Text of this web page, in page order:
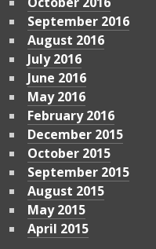
September 2016
August 2016
July 2016
June 2016
May 2016
February 2016
December 2015
October 2015
September 2015
August 2015
May 2015
April 2015